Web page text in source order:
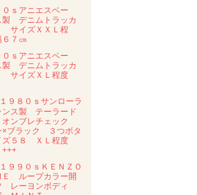
０ｓアニエスベー
製 デニムトラッカ
サイズＸＸＬ程
７㎝
０ｓアニエスベー
製 デニムトラッカ
サイズＸＬ程度
１９８０ｓサンローラ
ス製 テーラード
ンブレチェック
×ブラック ３つボタ
５８ ＸＬ程度
+++
１９９０ｓＫＥＮＺＯ
Ｅ ループカラー開
レーヨンボディ